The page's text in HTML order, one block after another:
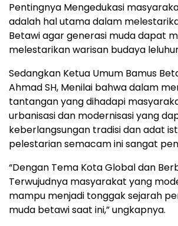
Pentingnya Mengedukasi
adalah hal utama dalam
Betawi agar generasi muda dapat
melestarikan warisan budaya
Sedangkan Ketua Umum Bamus
Ahmad SH, Menilai bahwa dalam
tantangan yang dihadapi
urbanisasi dan modernisasi yang
keberlangsungan tradisi dan adat
pelestarian semacam ini sangat
“Dengan Tema Kota Global dan
Terwujudnya masyarakat yang
mampu menjadi tonggak sejarah
muda betawi saat ini,” ungkapnya.